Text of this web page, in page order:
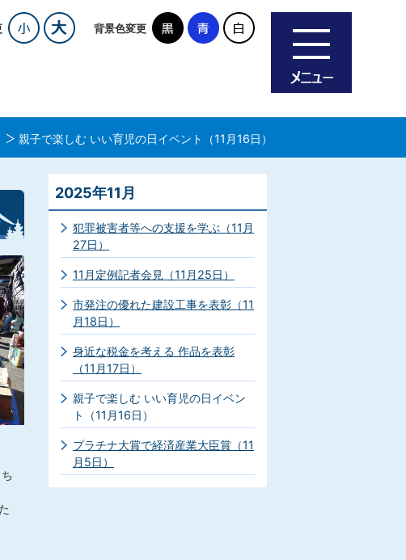
背景色変更
親子で楽しむ いい育児の日イベント（11月16日）
2025年11月
犯罪被害者等への支援を学ぶ（11月
27日）
11月定例記者会見（11月25日）
市発注の優れた建設工事を表彰（11
月18日）
身近な税金を考える 作品を表彰
（11月17日）
親子で楽しむ いい育児の日イベン
ト（11月16日）
プラチナ大賞で経済産業大臣賞（11
月5日）